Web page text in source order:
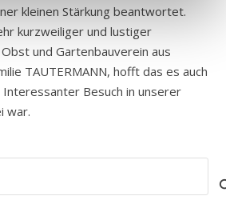
kleinen Stärkung beantwortet.
kurzweiliger und lustiger
und Gartenbauverein aus
TAUTERMANN, hofft das es auch
Besuch in unserer
war.